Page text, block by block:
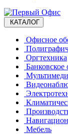
КАТАЛОГ
Офисное
Оргтехника
Банковское
Мебель